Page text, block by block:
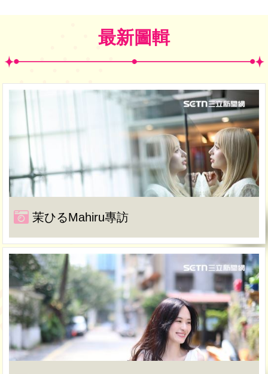
最新圖輯
茉ひるMahiru專訪